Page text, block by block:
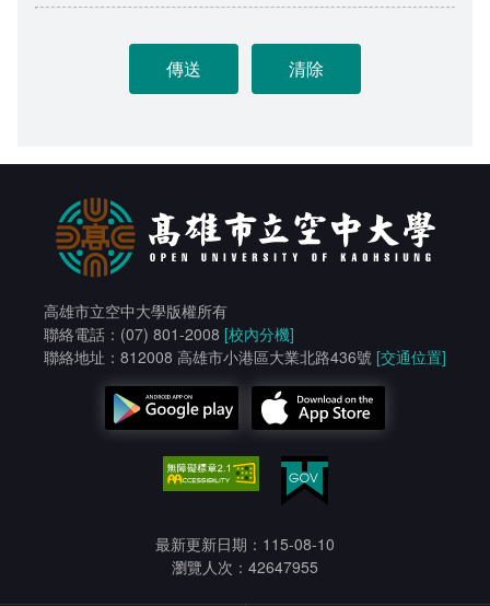
高雄市立空中大學版權所有
聯絡電話：(07) 801-2008 [校內分機]
聯絡地址：812008 高雄市小港區大業北路436號 [交通位置]
最新更新日期：115-08-10
瀏覽人次：42647955